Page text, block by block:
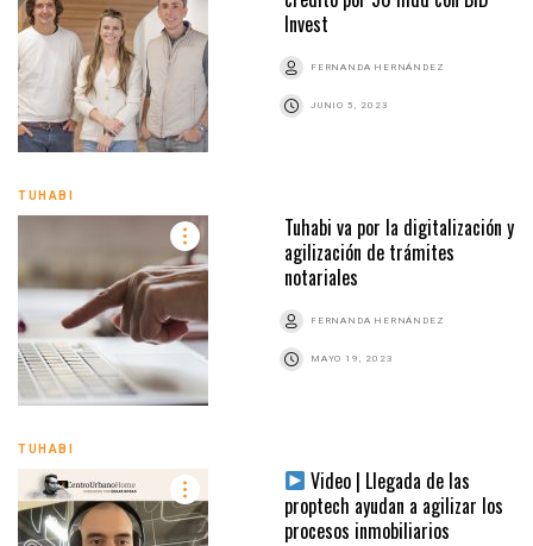
Invest
FERNANDA HERNÁNDEZ
JUNIO 5, 2023
TUHABI
Tuhabi va por la digitalización y
agilización de trámites
notariales
FERNANDA HERNÁNDEZ
MAYO 19, 2023
TUHABI
Video | Llegada de las
proptech ayudan a agilizar los
procesos inmobiliarios